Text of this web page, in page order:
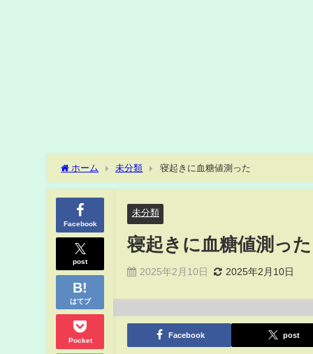
ホーム 未分類 寝起きに血糖値測った
Facebook
post
はてブ
Pocket
未分類
寝起きに血糖値測った
2025年2月10日 2025年2月10日
Facebook post